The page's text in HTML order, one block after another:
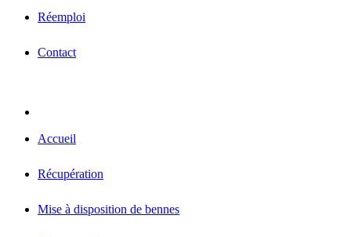
Réemploi
Contact
Accueil
Récupération
Mise à disposition de bennes